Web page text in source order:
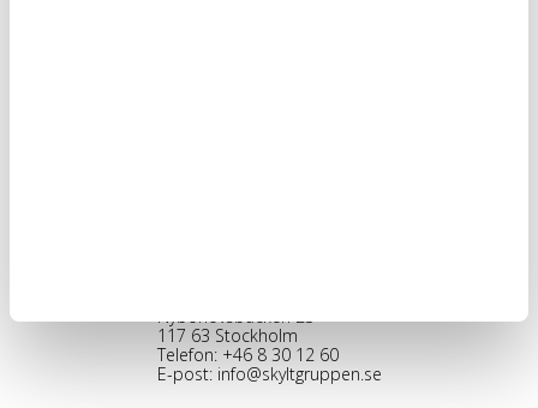
Nybohovsbacken 23
117 63 Stockholm
Telefon: +46 8 30 12 60
E-post: info@skyltgruppen.se